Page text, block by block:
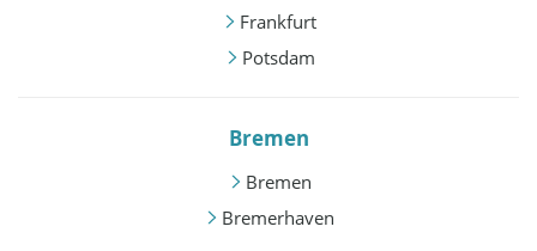
Frankfurt
Potsdam
Bremen
Bremen
Bremerhaven